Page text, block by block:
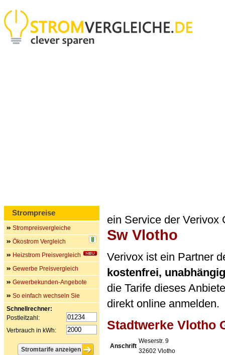
ein Service der Verivox
Sw Vlotho
Verivox ist ein Partner
kostenfrei,
die Tarife dieses
direkt online anmelden.
Stadtwerke Vlotho
Anschrift
Weserstr. 9
32602 Vlotho
Strompreise
Strompreisvergleiche
Ökostrom Vergleich
Heizstrom Preisvergleich
Gewerbe Preisvergleich
Gewerbekunden-Angebote
So einfach wechseln Sie
Schnellrechner:
Postleitzahl:
Verbrauch in kWh: